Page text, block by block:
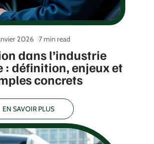
dans l’industrie
: définition, enjeux et
concrets
2026 7 min read
EN SAVOIR PLUS